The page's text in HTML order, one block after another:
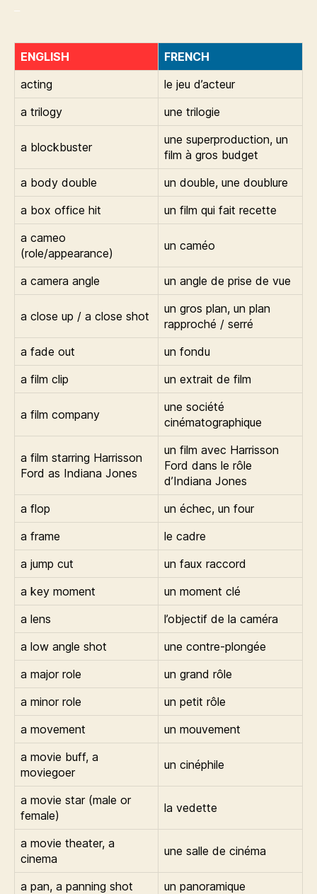
ENGLISH
FRENCH
acting
le jeu d’acteur
a trilogy
une trilogie
a blockbuster
une superproduction, un
film à gros budget
a body double
un double, une doublure
a box office hit
un film qui fait recette
a cameo
(role/appearance)
un caméo
a camera angle un angle de prise de vue
a close up / a close shot
un gros plan, un plan
rapproché / serré
a fade out
un fondu
a film clip
un extrait de film
a film company
une société
cinématographique
a film starring Harrisson
Ford as Indiana Jones
un film avec Harrisson
Ford dans le rôle
d’Indiana Jones
a flop
un échec, un four
a frame
le cadre
a jump cut
un faux raccord
a key moment
un moment clé
a lens
l’objectif de la caméra
a low angle shot
une contre-plongée
a major role
un grand rôle
a minor role
un petit rôle
a movement
un mouvement
a movie buff, a
moviegoer
un cinéphile
a movie star (male or
female)
la vedette
a movie theater, a
cinema
une salle de cinéma
a pan, a panning shot un panoramique